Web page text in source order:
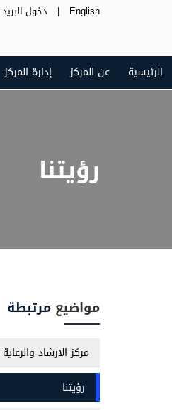
English
| دخول
الرئيسية عن المركز إدارة المركز
رؤيتنا
مواضيع مرتبطة
مركز الارشاد
رؤيتنا